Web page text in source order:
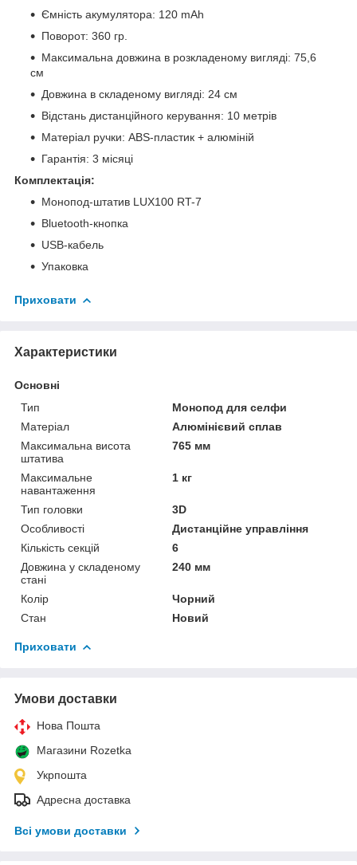
Ємність акумулятора: 120 mAh
Поворот: 360 гр.
Максимальна довжина в розкладеному вигляді: 75,6
см
Довжина в складеному вигляді: 24 см
Відстань дистанційного керування: 10 метрів
Матеріал ручки: ABS-пластик + алюміній
Гарантія: 3 місяці
Комплектація:
Монопод-штатив LUX100 RT-7
Bluetooth-кнопка
USB-кабель
Упаковка
Приховати
Характеристики
Основні
Тип
Монопод для селфи
Матеріал
Алюмінієвий сплав
Максимальна висота
штатива
765 мм
Максимальне
навантаження
1 кг
Тип головки
3D
Особливості
Дистанційне управління
Кількість секцій
6
Довжина у складеному
стані
240 мм
Колір
Чорний
Стан
Новий
Приховати
Умови доставки
Нова Пошта
Магазини Rozetka
Укрпошта
Адресна доставка
Всі умови доставки